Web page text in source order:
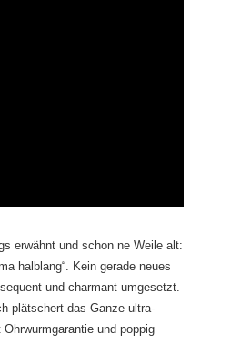
erwähnt und schon ne Weile alt:
halblang“. Kein gerade neues
und charmant umgesetzt.
plätschert das Ganze ultra-
und poppig